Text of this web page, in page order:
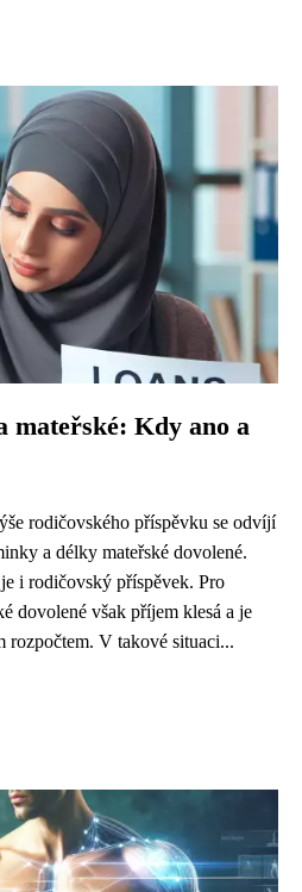
mateřské: Kdy ano a
rodičovského příspěvku se odvíjí
a délky mateřské dovolené.
i rodičovský příspěvek. Pro
dovolené však příjem klesá a je
rozpočtem. V takové situaci...